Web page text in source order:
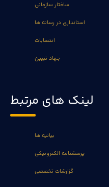
ساختار سازمانی
استانداری در رسانه ها
انتصابات
جهاد تبیین
لینک های مرتبط
بیانیه ها
پرسشنامه الکترونیکی
گزارشات تخصصی